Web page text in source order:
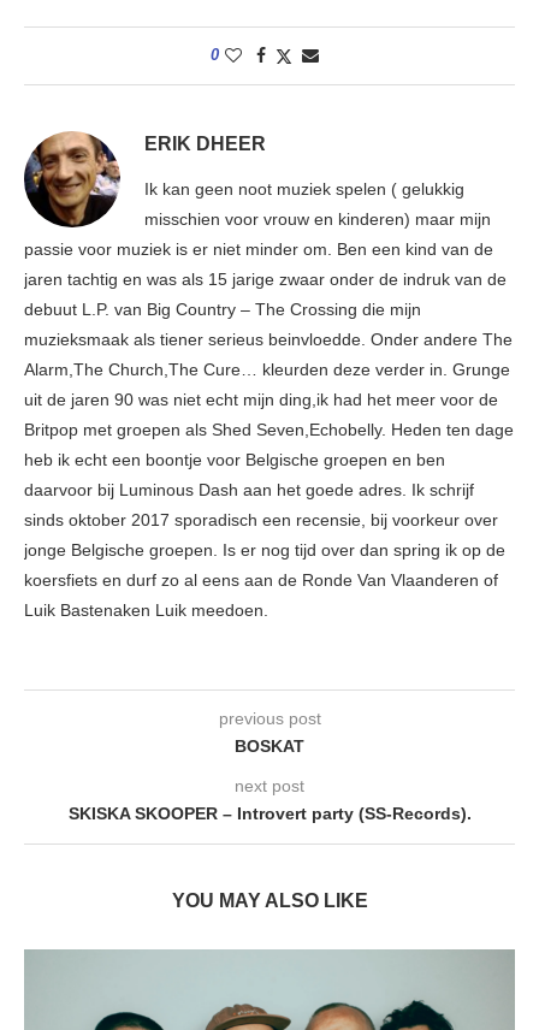
0
ERIK DHEER
Ik kan geen noot muziek spelen ( gelukkig
misschien voor vrouw en kinderen) maar mijn
passie voor muziek is er niet minder om. Ben een kind van de
jaren tachtig en was als 15 jarige zwaar onder de indruk van de
debuut L.P. van Big Country – The Crossing die mijn
muzieksmaak als tiener serieus beinvloedde. Onder andere The
Alarm,The Church,The Cure… kleurden deze verder in. Grunge
uit de jaren 90 was niet echt mijn ding,ik had het meer voor de
Britpop met groepen als Shed Seven,Echobelly. Heden ten dage
heb ik echt een boontje voor Belgische groepen en ben
daarvoor bij Luminous Dash aan het goede adres. Ik schrijf
sinds oktober 2017 sporadisch een recensie, bij voorkeur over
jonge Belgische groepen. Is er nog tijd over dan spring ik op de
koersfiets en durf zo al eens aan de Ronde Van Vlaanderen of
Luik Bastenaken Luik meedoen.
previous post
BOSKAT
next post
SKISKA SKOOPER – Introvert party (SS-Records).
YOU MAY ALSO LIKE